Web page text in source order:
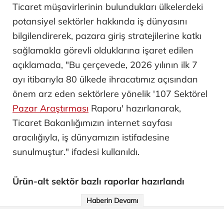
Ticaret müşavirlerinin bulundukları ülkelerdeki
potansiyel sektörler hakkında iş dünyasını
bilgilendirerek, pazara giriş stratejilerine katkı
sağlamakla görevli olduklarına işaret edilen
açıklamada, "Bu çerçevede, 2026 yılının ilk 7
ayı itibarıyla 80 ülkede ihracatımız açısından
önem arz eden sektörlere yönelik '107 Sektörel
Pazar Araştırması Raporu' hazırlanarak,
Ticaret Bakanlığımızın internet sayfası
aracılığıyla, iş dünyamızın istifadesine
sunulmuştur." ifadesi kullanıldı.
Ürün-alt sektör bazlı raporlar hazırlandı
Haberin Devamı